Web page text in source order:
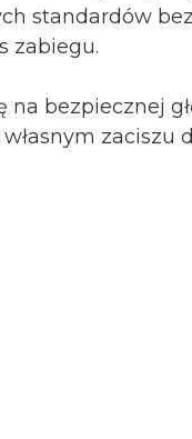
standardów
zabiegu.
bezpiecznej
zaciszu